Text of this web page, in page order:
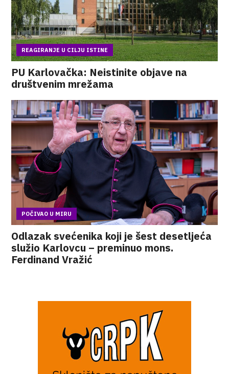
REAGIRANJE U CILJU ISTINE
PU Karlovačka: Neistinite objave na
društvenim mrežama
POČIVAO U MIRU
Odlazak svećenika koji je šest desetljeća
služio Karlovcu – preminuo mons.
Ferdinand Vražić